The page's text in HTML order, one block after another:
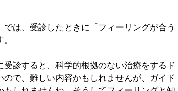
は、受診したときに「フィーリングが合う
診すると、科学的根拠のない治療をするド
で、難しい内容かもしれませんが、ガイド